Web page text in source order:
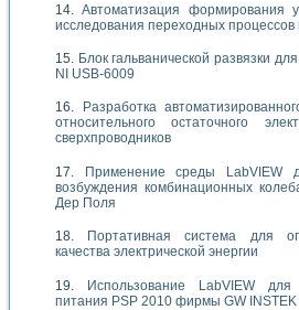
Автоматизация формирования
исследования переходных процессов
Блок гальванической развязки
NI USB-6009
Разработка
относительного остаточного
сверхпроводников
Применение среды LabVIEW
возбуждения комбинационных
Дер Поля
Портативная система для
качества электрической энергии
Использование LabVIEW для
питания PSP 2010 фирмы GW INSTEK